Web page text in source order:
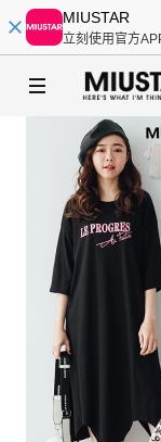
MIUSTAR
立刻使用官方